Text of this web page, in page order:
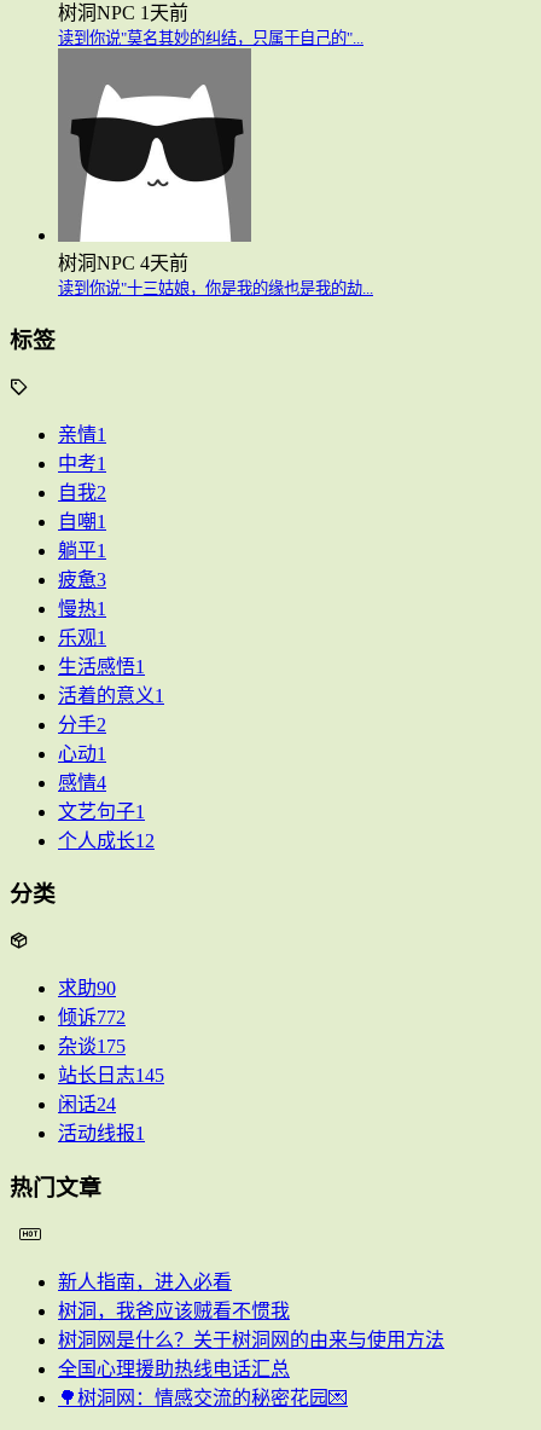
树洞NPC 1天前
读到你说"莫名其妙的纠结，只属于自己的"...
树洞NPC 4天前
读到你说"十三姑娘，你是我的缘也是我的劫...
标签
亲情1
中考1
自我2
自嘲1
躺平1
疲惫3
慢热1
乐观1
生活感悟1
活着的意义1
分手2
心动1
感情4
文艺句子1
个人成长12
分类
求助90
倾诉772
杂谈175
站长日志145
闲话24
活动线报1
热门文章
新人指南，进入必看
树洞，我爸应该贼看不惯我
树洞网是什么？关于树洞网的由来与使用方法
全国心理援助热线电话汇总
🌳树洞网：情感交流的秘密花园💌